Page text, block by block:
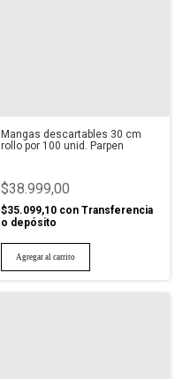
Mangas descartables 30 cm
rollo por 100 unid. Parpen
$38.999,00
$35.099,10 con Transferencia
o depósito